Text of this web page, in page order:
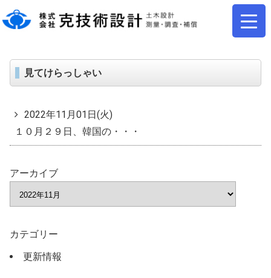
アーカイブ
カテゴリー
更新情報
見てけらっしゃい
2022年11月01日(火)
１０月２９日、韓国の・・・